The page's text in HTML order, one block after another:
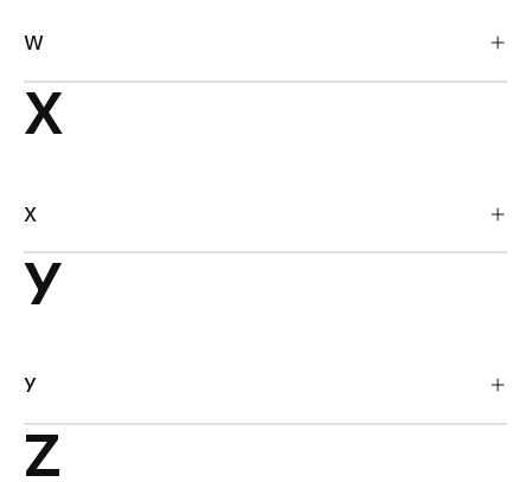
W
X
X
Y
Y
Z